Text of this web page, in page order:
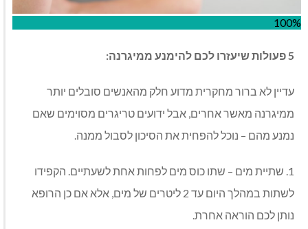
100%
5 פעולות שיעזרו לכם להימנע ממיגרנה:
עדיין לא ברור מחקרית מדוע חלק מהאנשים סובלים יותר
ממיגרנה מאשר אחרים, אבל ידועים טריגרים מסוימים שאם
נמנע מהם – נוכל להפחית את הסיכון לסבול ממנה.
1. שתיית מים – שתו כוס מים לפחות אחת לשעתיים. הקפידו
לשתות במהלך היום עד 2 ליטרים של מים, אלא אם כן הרופא
נותן לכם הוראה אחרת.